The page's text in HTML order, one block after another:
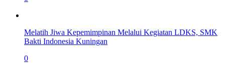
Melatih Jiwa Kepemimpinan Melalui Kegiatan LDKS, SMK
Bakti Indonesia Kuningan
0